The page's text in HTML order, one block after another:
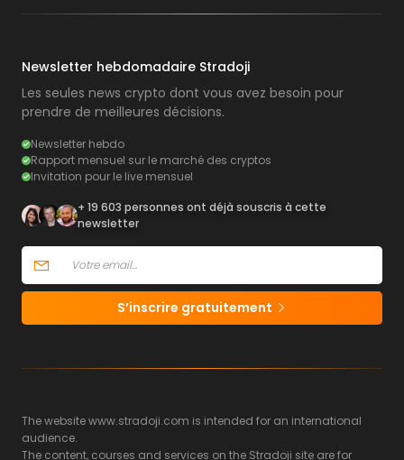
Newsletter hebdomadaire Stradoji
Les seules news crypto dont vous avez besoin pour
prendre de meilleures décisions.
Newsletter hebdo
Rapport mensuel sur le marché des cryptos
Invitation pour le live mensuel
+ 19 603 personnes ont déjà souscris à cette
newsletter
S’inscrire gratuitement
The website www.stradoji.com is intended for an international
audience.
The content, courses and services on the Stradoji site are for